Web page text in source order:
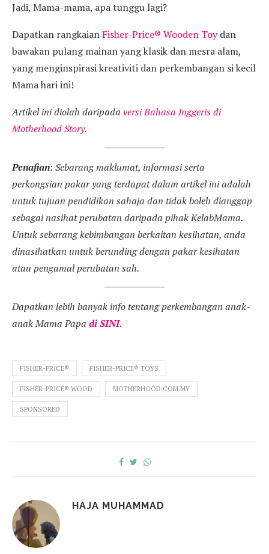
Jadi, Mama-mama, apa tunggu lagi?
Dapatkan rangkaian Fisher-Price® Wooden Toydan
bawakan pulang mainan yang klasik dan mesra alam,
yang menginspirasi kreativiti dan perkembangan si kecil
Mama hari ini!
Artikel ini diolah daripada versi Bahasa Inggeris di
Motherhood Story.
Penafian: Sebarang maklumat, informasi serta
perkongsian pakar yang terdapat dalam artikel ini adalah
untuk tujuan pendidikan sahaja dan tidak boleh dianggap
sebagai nasihat perubatan daripada pihak KelabMama.
Untuk sebarang kebimbangan berkaitan kesihatan, anda
dinasihatkan untuk berunding dengan pakar kesihatan
atau pengamal perubatan sah.
Dapatkan lebih banyak info tentang perkembangan anak-
anak Mama Papa diSINI.
FISHER-PRICE® FISHER-PRICE® TOYS
FISHER-PRICE® WOOD MOTHERHOOD.COM.MY
SPONSORED
HAJA MUHAMMAD